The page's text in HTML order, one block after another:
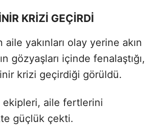
KRİZİ GEÇİRDİ
aile yakınları olay yerine akın
gözyaşları içinde fenalaştığı,
krizi geçirdiği görüldü.
ekipleri, aile fertlerini
güçlük çekti.